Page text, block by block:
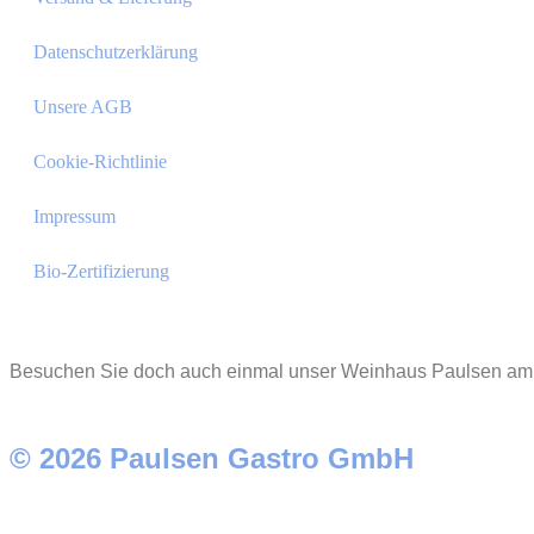
Datenschutzerklärung
Unsere AGB
Cookie-Richtlinie
Impressum
Bio-Zertifizierung
Besuchen Sie doch auch einmal unser Weinhaus Paulsen
© 2026 Paulsen Gastro GmbH